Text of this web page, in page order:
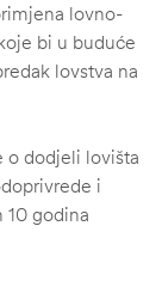
lovno-
bi u buduće
lovstva na
o dodjeli lovišta
i
10 godina